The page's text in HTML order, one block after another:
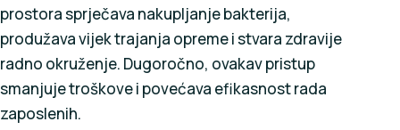
prostora sprječava nakupljanje bakterija,
produžava vijek trajanja opreme i stvara zdravije
radno okruženje. Dugoročno, ovakav pristup
smanjuje troškove i povećava efikasnost rada
zaposlenih.